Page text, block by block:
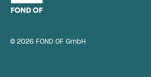
© 2026 FOND OF GmbH